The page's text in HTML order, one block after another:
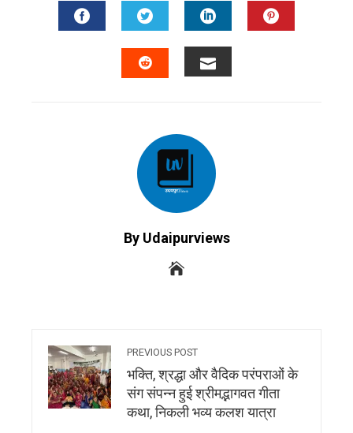
FACEBOOKTWITTERLINKEDIN
By Udaipurviews
PREVIOUS POST
भक्ति, श्रद्धा और वैदिक परंपराओं के
संग संपन्न हुई श्रीमद्भागवत गीता
कथा, निकली भव्य कलश यात्रा